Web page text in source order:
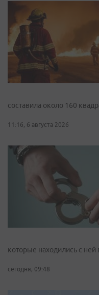
составила около 160
11:16, 6 августа 2026
которые находились с
сегодня, 09:48